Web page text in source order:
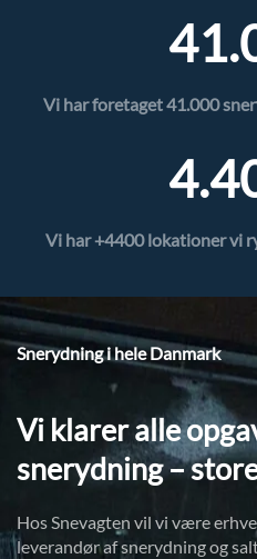
Vi har foretaget 41.000
Vi har +4400 lokationer vi
Snerydning i hele Danmark
Vi klarer alle
snerydning –
Hos Snevagten vil vi være
leverandør af snerydning og